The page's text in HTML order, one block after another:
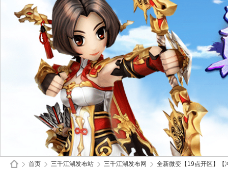
首页 三千江湖发布站 三千江湖发布网 全新微变【19点开区】【